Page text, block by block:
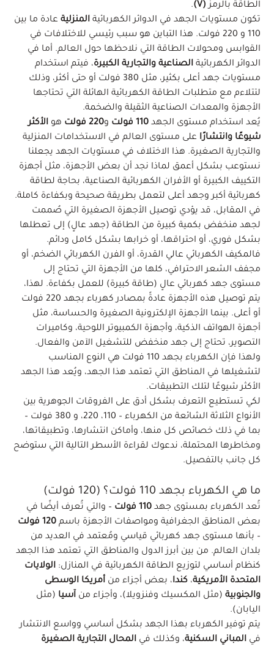
الطاقة بالرمز(V)
.
تكون مستويات الجهد في الدوائر الكهربائية المنزلية عادة ما بين
110 و 220 فولت. هذا التباين هو سبب رئيسي للاختلافات في
القوابس ومحولات الطاقة التي نلاحظها حول العالم. أما في
الدوائر الكهربائية الصناعية والتجارية الكبيرة، فيتم استخدام
مستويات جهد أعلى بكثير، مثل 380 فولت أو حتى أكثر، وذلك
لتتلاءم مع متطلبات الطاقة الكهربائية الهائلة التي تحتاجها
الأجهزة والمعدات الصناعية الثقيلة والضخمة.
يُعد استخدام مستوى الجهد 110 فولت و220 فولت هو الأكثر
شيوعًا وانتشارًا على مستوى العالم في الاستخدامات المنزلية
والتجارية الصغيرة. هذا الاختلاف في مستويات الجهد يجعلنا
نستوعب بشكل أعمق لماذا نجد أن بعض الأجهزة، مثل أجهزة
التكييف الكبيرة أو الأفران الكهربائية الصناعية، بحاجة لطاقة
كهربائية أكبر وجهد أعلى لتعمل بطريقة صحيحة وبكفاءة كاملة.
في المقابل، قد يؤدي توصيل الأجهزة الصغيرة التي صُممت
لجهد منخفض بكمية كبيرة من الطاقة (جهد عالٍ) إلى تعطلها
بشكل فوري، أو احتراقها، أو خرابها بشكل كامل ودائم.
فالمكيف الكهربائي عالي القدرة، أو الفرن الكهربائي الضخم، أو
مجفف الشعر الاحترافي، كلها من الأجهزة التي تحتاج إلى
مستوى جهد كهربائي عالٍ (طاقة كبيرة) للعمل بكفاءة. لهذا،
يتم توصيل هذه الأجهزة عادةً بمصادر كهرباء بجهد 220 فولت
أو أعلى. بينما الأجهزة الإلكترونية الصغيرة والحساسة، مثل
أجهزة الهواتف الذكية، وأجهزة الكمبيوتر اللوحية، وكاميرات
التصوير، تحتاج إلى جهد منخفض للتشغيل الآمن والفعال.
ولهذا فإن الكهرباء بجهد 110 فولت هي النوع المناسب
لتشغيلها في المناطق التي تعتمد هذا الجهد، ويُعد هذا الجهد
الأكثر شيوعًا لتلك التطبيقات.
لكي تستطيع التعرف بشكل أدق على الفروقات الجوهرية بين
الأنواع الثلاثة الشائعة من الكهرباء – 110، 220، و 380 فولت –
بما في ذلك خصائص كل منها، وأماكن انتشارها، وتطبيقاتها،
ومخاطرها المحتملة، ندعوك لقراءة الأسطر التالية التي ستوضح
كل جانب بالتفصيل.
ما هي الكهرباء بجهد 110 فولت؟ (120 فولت)
تُعد الكهرباء بمستوى جهد 110 فولت
– والتي تُعرف أيضًا في
بعض المناطق الجغرافية ومواصفات الأجهزة باسم 120 فولت
– بأنها مستوى جهد كهربائي قياسي ومُعتمد في العديد من
بلدان العالم. من بين أبرز الدول والمناطق التي تعتمد هذا الجهد
كنظام أساسي لتوزيع الطاقة الكهربائية في المنازل: الولايات
المتحدة الأمريكية، كندا، بعض أجزاء من أمريكا الوسطى
والجنوبية (مثل المكسيك وفنزويلا)، وأجزاء من آسيا (مثل
اليابان).
يتم توفير الكهرباء بهذا الجهد بشكل أساسي وواسع الانتشار
في المباني السكنية، وكذلك في المحال التجارية الصغيرة